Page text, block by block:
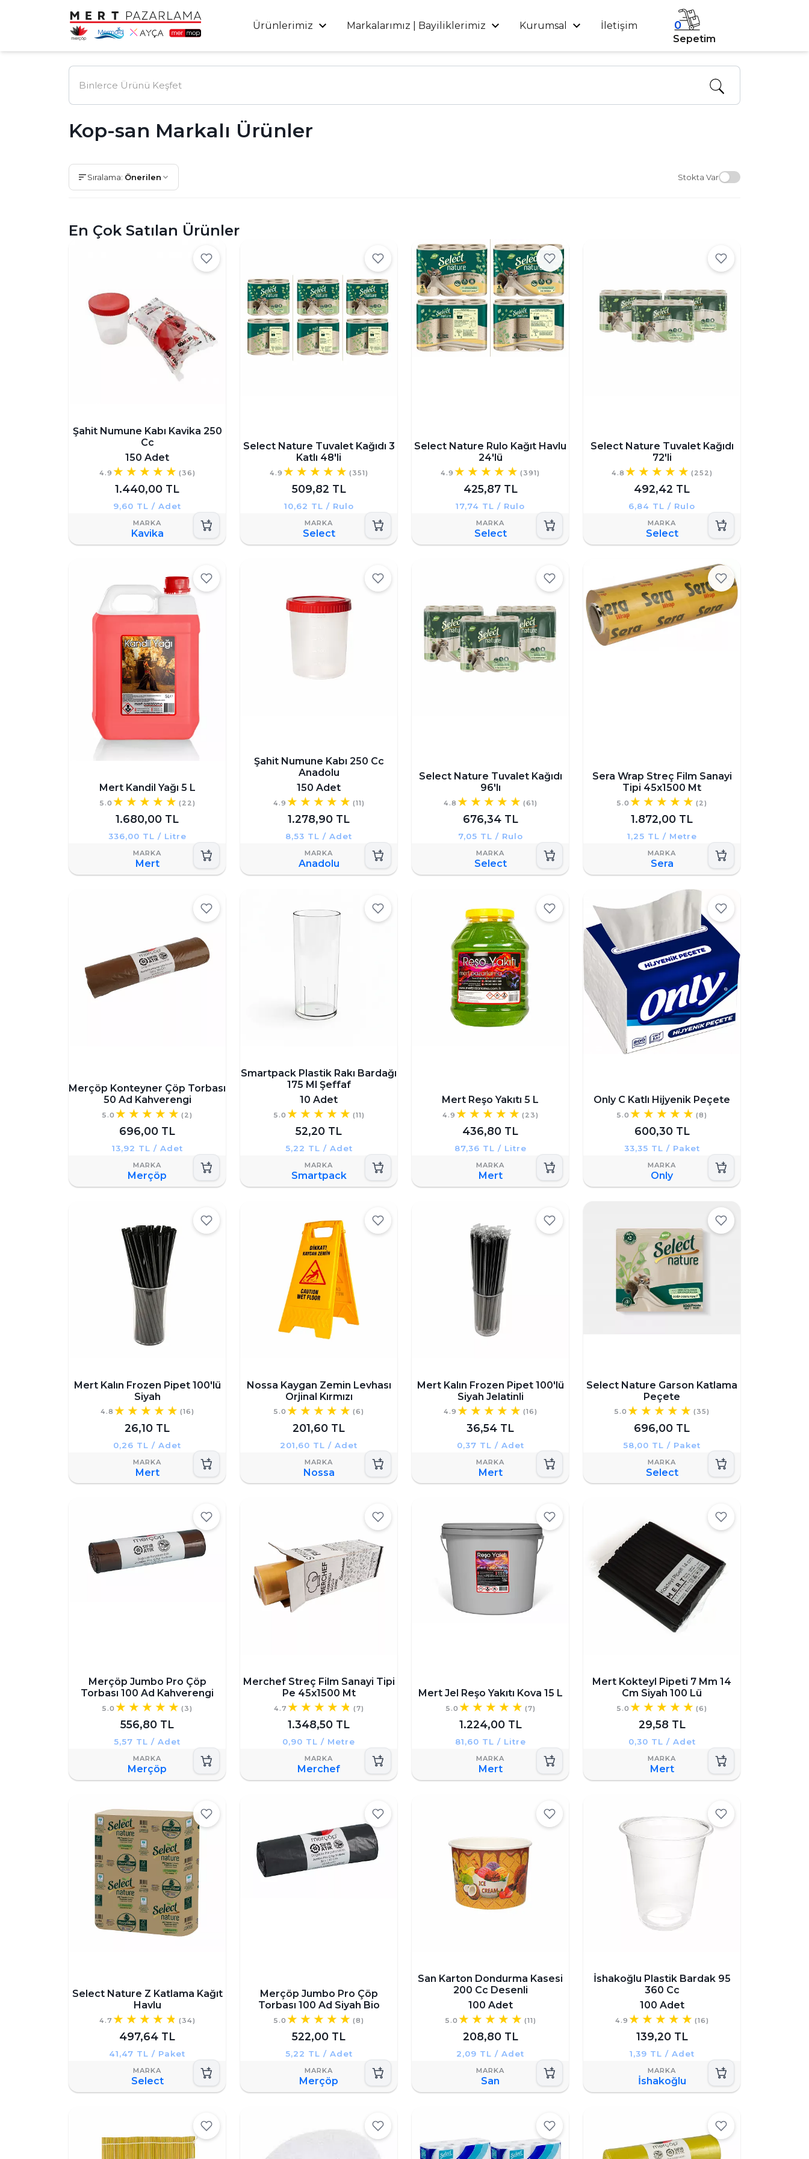
Ürünlerimiz Markalarımız | Bayiliklerimiz Kurumsal İletişim 0
Sepetim
Kop-san Markalı Ürünler
Sıralama: Önerilen Stokta Var
En Çok Satılan Ürünler
Şahit Numune Kabı Kavika 250
Cc
150 Adet
4.9 (36)
1.440,00 TL
9,60 TL / Adet
Kavika
Select Nature Tuvalet Kağıdı 3
Katlı 48'li
4.9 (351)
509,82 TL
10,62 TL / Rulo
Select
Select Nature Rulo Kağıt Havlu
24'lü
4.9 (391)
425,87 TL
17,74 TL / Rulo
Select
Select Nature Tuvalet Kağıdı
72'li
4.8 (252)
492,42 TL
6,84 TL / Rulo
Select
Mert Kandil Yağı 5 L
5.0 (22)
1.680,00 TL
336,00 TL / Litre
Mert
Şahit Numune Kabı 250 Cc
Anadolu
150 Adet
4.9 (11)
1.278,90 TL
8,53 TL / Adet
Anadolu
Select Nature Tuvalet Kağıdı
96'lı
4.8 (61)
676,34 TL
7,05 TL / Rulo
Select
Sera Wrap Streç Film Sanayi
Tipi 45x1500 Mt
5.0 (2)
1.872,00 TL
1,25 TL / Metre
Sera
Merçöp Konteyner Çöp Torbası
50 Ad Kahverengi
5.0 (2)
696,00 TL
13,92 TL / Adet
Merçöp
Smartpack Plastik Rakı Bardağı
175 Ml Şeffaf
10 Adet
5.0 (11)
52,20 TL
5,22 TL / Adet
Smartpack
Mert Reşo Yakıtı 5 L
4.9 (23)
436,80 TL
87,36 TL / Litre
Mert
Only C Katlı Hijyenik Peçete
5.0 (8)
600,30 TL
33,35 TL / Paket
Only
Mert Kalın Frozen Pipet 100'lü
Siyah
4.8 (16)
26,10 TL
0,26 TL / Adet
Mert
Nossa Kaygan Zemin Levhası
Orjinal Kırmızı
5.0 (6)
201,60 TL
201,60 TL / Adet
Nossa
Mert Kalın Frozen Pipet 100'lü
Siyah Jelatinli
4.9 (16)
36,54 TL
0,37 TL / Adet
Mert
Select Nature Garson Katlama
Peçete
5.0 (35)
696,00 TL
58,00 TL / Paket
Select
Merçöp Jumbo Pro Çöp
Torbası 100 Ad Kahverengi
5.0 (3)
556,80 TL
5,57 TL / Adet
Merçöp
Merchef Streç Film Sanayi Tipi
Pe 45x1500 Mt
4.7 (7)
1.348,50 TL
0,90 TL / Metre
Merchef
Mert Jel Reşo Yakıtı Kova 15 L
5.0 (7)
1.224,00 TL
81,60 TL / Litre
Mert
Mert Kokteyl Pipeti 7 Mm 14
Cm Siyah 100 Lü
5.0 (6)
29,58 TL
0,30 TL / Adet
Mert
Select Nature Z Katlama Kağıt
Havlu
4.7 (34)
497,64 TL
41,47 TL / Paket
Select
Merçöp Jumbo Pro Çöp
Torbası 100 Ad Siyah Bio
5.0 (8)
522,00 TL
5,22 TL / Adet
Merçöp
San Karton Dondurma Kasesi
200 Cc Desenli
100 Adet
5.0 (11)
208,80 TL
2,09 TL / Adet
San
İshakoğlu Plastik Bardak 95
360 Cc
100 Adet
4.9 (16)
139,20 TL
1,39 TL / Adet
İshakoğlu